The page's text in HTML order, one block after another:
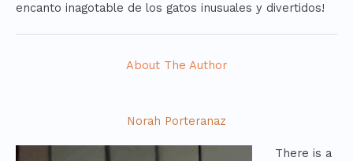
encanto inagotable de los gatos inusuales y divertidos!
About The Author
Norah Porteranaz
There is a